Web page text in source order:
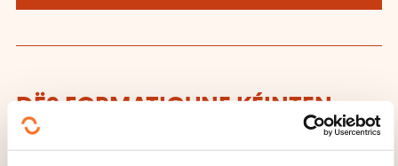
DËS FORMATIOUNE KÉINTEN
IECH INTERESSÉIEREN